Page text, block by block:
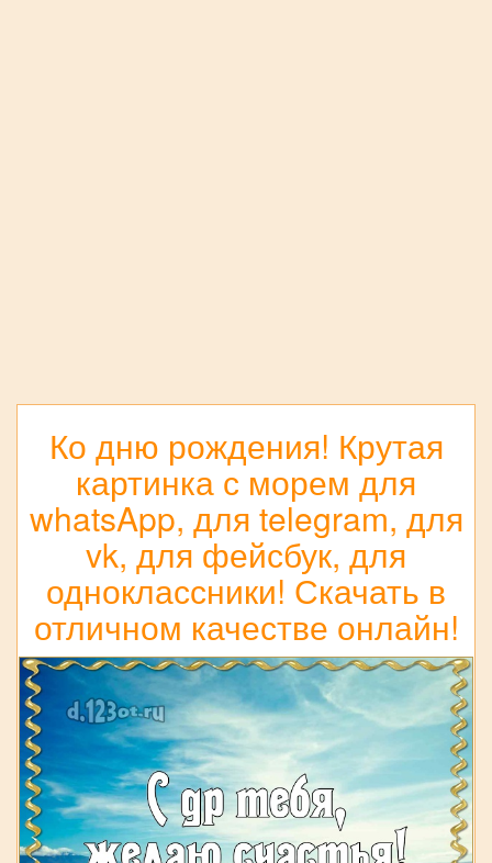
Ко дню рождения! Крутая
картинка с морем для
whatsApp, для telegram, для
vk, для фейсбук, для
одноклассники! Скачать в
отличном качестве онлайн!